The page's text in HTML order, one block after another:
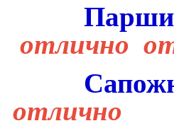
отлично
отлично